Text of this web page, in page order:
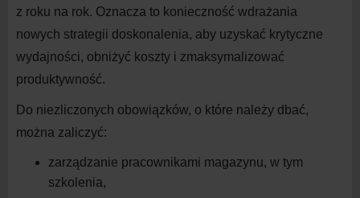
z roku na rok. Oznacza to konieczność wdrażania
nowych strategii doskonalenia, aby uzyskać krytyczne
wydajności, obniżyć koszty i zmaksymalizować
produktywność.
Do niezliczonych obowiązków, o które należy dbać,
można zaliczyć:
zarządzanie pracownikami magazynu, w tym
szkolenia,